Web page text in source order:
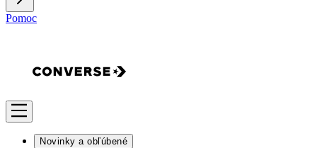
Pomoc
Novinky a obľúbené